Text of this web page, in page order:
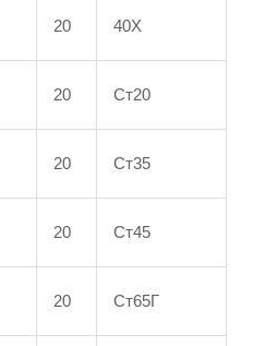
20 40Х
20 Ст20
20 Ст35
20 Ст45
20 Ст65Г